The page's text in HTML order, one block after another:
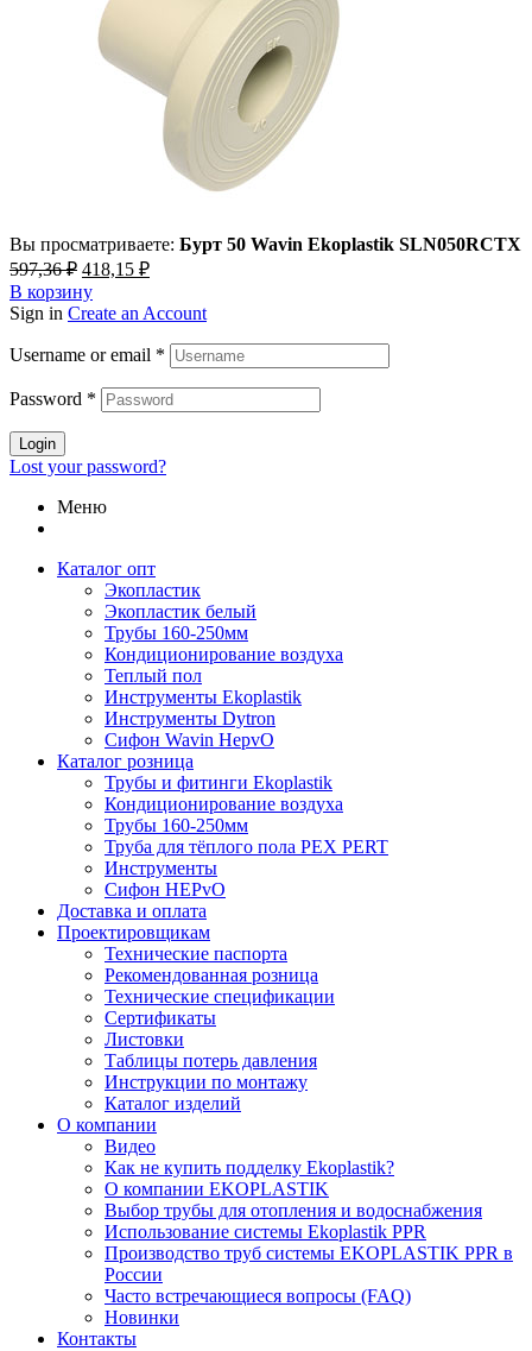
Вы просматриваете: Бурт 50 Wavin Ekoplastik SLN050RCTX
597,36₽ Первоначальная
цена
составляла
418,15 ₽Текущая
418,15 ₽.
В корзину
Sign in Create an Account
Username or email *
Password *
Login
Lost your password?
Меню
Каталог опт
Экопластик
Экопластик белый
Трубы 160-250мм
Кондиционирование воздуха
Теплый пол
Инструменты Ekoplastik
Инструменты Dytron
Сифон Wavin HepvO
Каталог розница
Трубы и фитинги Ekoplastik
Кондиционирование воздуха
Трубы 160-250мм
Труба для тёплого пола PEX PERT
Инструменты
Сифон HEPvO
Доставка и оплата
Проектировщикам
Технические паспорта
Рекомендованная розница
Технические спецификации
Сертификаты
Листовки
Таблицы потерь давления
Инструкции по монтажу
Каталог изделий
О компании
Видео
Как не купить подделку Ekoplastik?
О компании EKOPLASTIK
Выбор трубы для отопления и водоснабжения
Использование системы Ekoplastik PPR
Производство труб системы EKOPLASTIK PPR в
России
Часто встречающиеся вопросы (FAQ)
Новинки
Контакты